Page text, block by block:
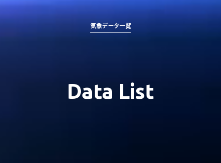
気象データ一覧
Data List